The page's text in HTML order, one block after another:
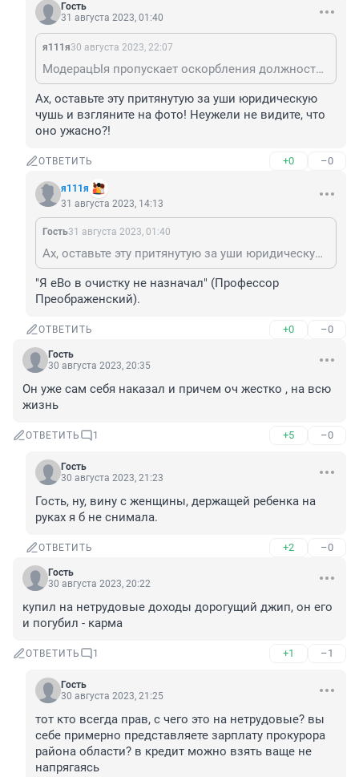
Гость
31 августа 2023, 01:40
я111я30 августа 2023, 22:07
МодерацЫя пропускает оскорбления должностных лиц?? Странно. Тут стоит только пошутить про кого-нидь из либеральных лом-офф - сразу трут!
Ах, оставьте эту притянутую за уши юридическую
чушь и взгляните на фото! Неужели не видите, что
оно ужасно?!
ОТВЕТИТЬ +0 –0
я111я
31 августа 2023, 14:13
Гость31 августа 2023, 01:40
Ах, оставьте эту притянутую за уши юридическую чушь и взгляните на фото! Неужели не видите, что оно ужасно?!
"Я еВо в очистку не назначал" (Профессор
Преображенский).
ОТВЕТИТЬ +0 –0
Гость
30 августа 2023, 20:35
Он уже сам себя наказал и причем оч жестко , на всю
жизнь
ОТВЕТИТЬ 1 +5 –0
Гость
30 августа 2023, 21:23
Гость, ну, вину с женщины, держащей ребенка на
руках я б не снимала.
ОТВЕТИТЬ +2 –0
Гость
30 августа 2023, 20:22
купил на нетрудовые доходы дорогущий джип, он его
и погубил - карма
ОТВЕТИТЬ 1 +1 –1
Гость
30 августа 2023, 21:25
тот кто всегда прав, с чего это на нетрудовые? вы
себе примерно представляете зарплату прокурора
района области? в кредит можно взять ваще не
напрягаясь